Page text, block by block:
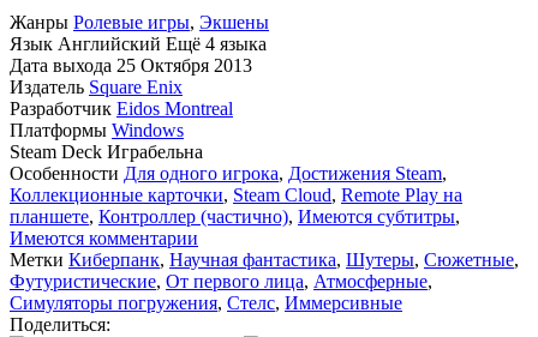
Жанры Ролевые игры, Экшены
Язык Английский Ещё 4 языка
Дата выхода 25 Октября 2013
Издатель Square Enix
Разработчик Eidos Montreal
Платформы Windows
Steam Deck Играбельна
Особенности Для одного игрока, Достижения Steam,
Коллекционные карточки, Steam Cloud, Remote Play на
планшете, Контроллер (частично), Имеются субтитры,
Имеются комментарии
Метки Киберпанк, Научная фантастика, Шутеры, Сюжетные,
Футуристические, От первого лица, Атмосферные,
Симуляторы погружения, Стелс, Иммерсивные
Поделиться: